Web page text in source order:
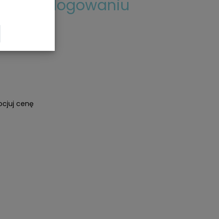
po zalogowaniu
cenę
osób